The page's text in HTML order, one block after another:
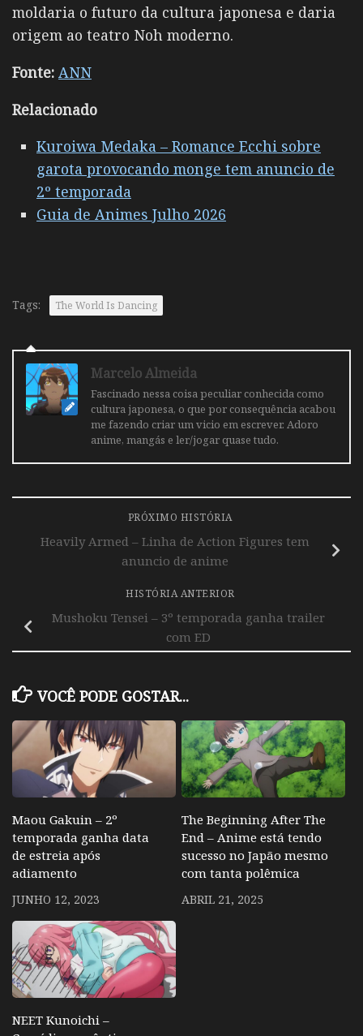
moldaria o futuro da cultura japonesa e daria
origem ao teatro Noh moderno.
Fonte: ANN
Relacionado
Kuroiwa Medaka – Romance Ecchi sobre
garota provocando monge tem anuncio de
2º temporada
Guia de Animes Julho 2026
Tags: The World Is Dancing
Marcelo Almeida
Fascinado nessa coisa peculiar conhecida como
cultura japonesa, o que por consequência acabou
me fazendo criar um vicio em escrever. Adoro
anime, mangás e ler/jogar quase tudo.
PRÓXIMO HISTÓRIA
Heavily Armed – Linha de Action Figures tem
anuncio de anime
HISTÓRIA ANTERIOR
Mushoku Tensei – 3º temporada ganha trailer
com ED
VOCÊ PODE GOSTAR...
Maou Gakuin – 2º
temporada ganha data
de estreia após
adiamento
JUNHO 12, 2023
The Beginning After The
End – Anime está tendo
sucesso no Japão mesmo
com tanta polêmica
ABRIL 21, 2025
NEET Kunoichi –